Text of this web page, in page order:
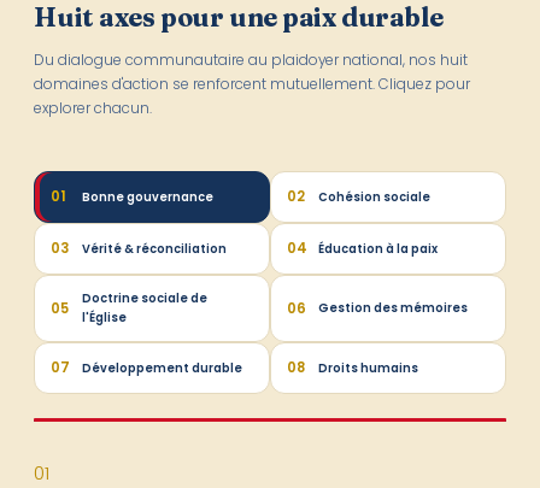
Huit axes pour une paix durable
Du dialogue communautaire au plaidoyer national, nos huit
domaines d'action se renforcent mutuellement. Cliquez pour
explorer chacun.
01 Bonne gouvernance 02 Cohésion sociale
03 Vérité & réconciliation 04 Éducation à la paix
05
Doctrine sociale de
l'Église
06 Gestion des mémoires
07 Développement durable 08 Droits humains
01
01